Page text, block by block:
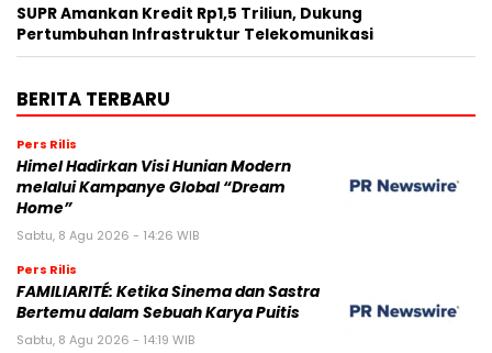
SUPR Amankan Kredit Rp1,5 Triliun, Dukung
Pertumbuhan Infrastruktur Telekomunikasi
BERITA TERBARU
Pers Rilis
Himel Hadirkan Visi Hunian Modern
melalui Kampanye Global “Dream
Home”
Sabtu, 8 Agu 2026 - 14:26 WIB
Pers Rilis
FAMILIARITÉ: Ketika Sinema dan Sastra
Bertemu dalam Sebuah Karya Puitis
Sabtu, 8 Agu 2026 - 14:19 WIB